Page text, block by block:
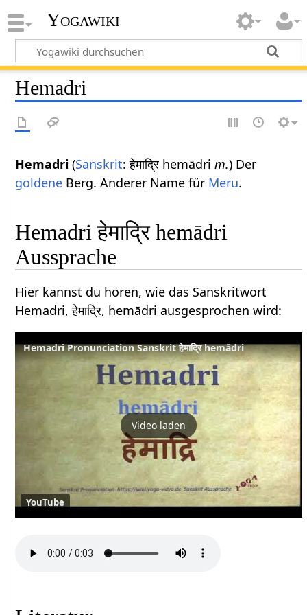
Yogawiki
Hemadri
Hemadri (Sanskrit: हेमाद्रि hemādrim.) Der
goldene Berg. Anderer Name für Meru.
Hemadri हेमाद्रि hemādri
Aussprache
Hier kannst du hören, wie das Sanskritwort
Hemadri, हेमाद्रि, hemādri ausgesprochen wird:
Hemadri Pronunciation Sanskrit हेमाद्रि hemādri
Video laden
YouTube